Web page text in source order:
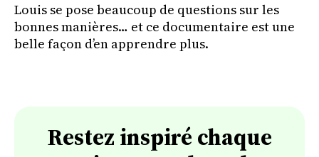
Louis se pose beaucoup de questions sur les
bonnes manières… et ce documentaire est une
belle façon d’en apprendre plus.
Restez inspiré chaque